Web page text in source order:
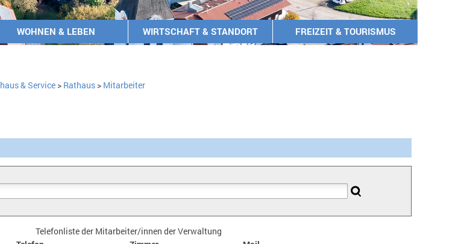
WOHNEN & LEBEN WIRTSCHAFT & STANDORT FREIZEIT & TOURISMUS
& Service> Rathaus> Mitarbeiter
Telefonliste der Mitarbeiter/innen der Verwaltung